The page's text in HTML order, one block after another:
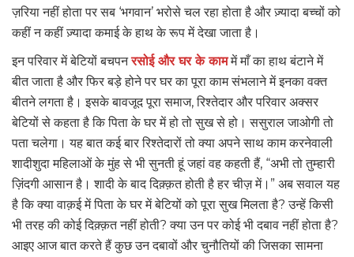
ज़रिया नहीं होता पर सब ‘भगवान’ भरोसे चल रहा होता है और ज़्यादा बच्चों को
कहीं न कहीं ज़्यादा कमाई के हाथ के रूप में देखा जाता है।
इन परिवार में बेटियों बचपनरसोई और घर के काममें माँ का हाथ बंटाने में
बीत जाता है और फिर बड़े होने पर घर का पूरा काम संभलाने में इनका वक्त
बीतने लगता है। इसके बावजूद पूरा समाज, रिश्तेदार और परिवार अक्सर
बेटियों से कहता है कि पिता के घर में हो तो सुख से हो। ससुराल जाओगी तो
पता चलेगा। यह बात कई बार रिश्तेदारों तो क्या अपने साथ काम करनेवाली
शादीशुदा महिलाओं के मुंह से भी सुनती हूं जहां वह कहती हैं, “अभी तो तुम्हारी
ज़िंदगी आसान है। शादी के बाद दिक़्क़त होती है हर चीज़ में।” अब सवाल यह
है कि क्या वाक़ई में पिता के घर में बेटियों को पूरा सुख मिलता है? उन्हें किसी
भी तरह की कोई दिक़्क़त नहीं होती? क्या उन पर कोई भी दबाव नहीं होता है?
आइए आज बात करते हैं कुछ उन दबावों और चुनौतियों की जिसका सामना